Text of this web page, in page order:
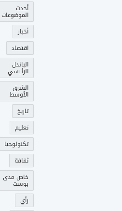
أحدث
الموضوعات
أخبار
اقتصاد
الباندل
الرئيسي
الشرق
الأوسط
تاريخ
تعليم
تكنولوجيا
ثقافة
خاص مدى
بوست
رأي